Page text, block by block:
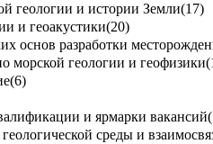
геологии и истории Земли(17)
и геоакустики(20)
основ разработки
геологии и геофизики
(6)
и ярмарки вакансий
среды и